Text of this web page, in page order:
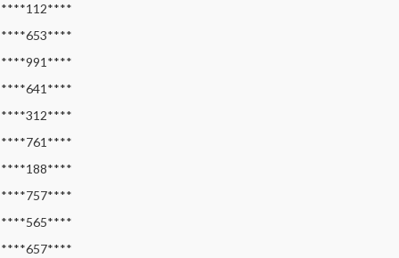
****112****
****653****
****991****
****641****
****312****
****761****
****188****
****757****
****565****
****657****